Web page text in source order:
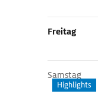
Freitag
Samstag
Highlights